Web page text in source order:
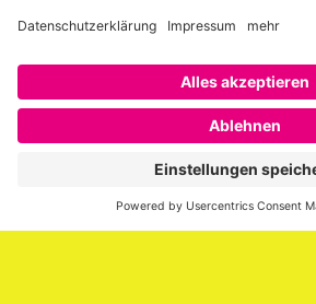
Über SAATKORN
SAATKORN ist der Blog von Gero
er über die Themen Employer Branding,